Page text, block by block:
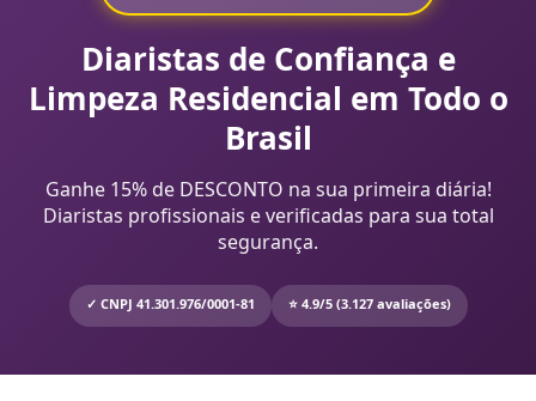
Diaristas de Confiança e
Limpeza Residencial em Todo o
Brasil
Ganhe 15% de DESCONTO na sua primeira diária!
Diaristas profissionais e verificadas para sua total
segurança.
✓ CNPJ 41.301.976/0001-81 ⭐ 4.9/5 (3.127 avaliações)